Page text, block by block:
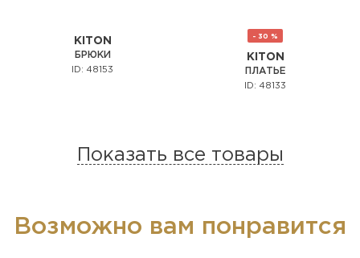
KITON
БРЮКИ
ID: 48153
- 30 %
KITON
ПЛАТЬЕ
ID: 48133
Показать все товары
Возможно вам понравится